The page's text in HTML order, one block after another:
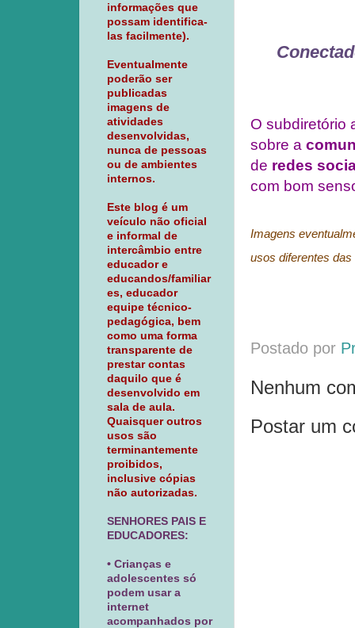
O subdiretório
sobre a
de redes
com bom
Imagens
usos diferentes das
Postado por
Nenhum
Postar um
informações que
possam identifica-
las facilmente).
Eventualmente
poderão ser
publicadas
imagens de
atividades
desenvolvidas,
nunca de pessoas
ou de ambientes
internos.
Este blog é um
veículo não oficial
e informal de
intercâmbio entre
educador e
educandos/familiar
es, educador
equipe técnico-
pedagógica, bem
como uma forma
transparente de
prestar contas
daquilo que é
desenvolvido em
sala de aula.
Quaisquer outros
usos são
terminantemente
proibidos,
inclusive cópias
não autorizadas.
SENHORES PAIS E
EDUCADORES:
• Crianças e
adolescentes só
podem usar a
internet
acompanhados por